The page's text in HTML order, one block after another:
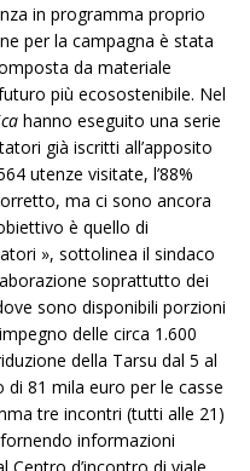
in programma proprio
per la campagna è stata
da materiale
più ecosostenibile. Nel
hanno eseguito una serie
già iscritti all’apposito
utenze visitate, l’88%
ma ci sono ancora
è quello di
», sottolinea il sindaco
soprattutto dei
sono disponibili porzioni
delle circa 1.600
della Tarsu dal 5 al
di 81 mila euro per le casse
tre incontri (tutti alle 21)
informazioni